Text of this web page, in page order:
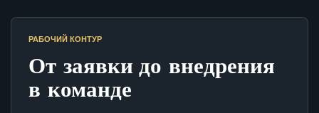
РАБОЧИЙ КОНТУР
От заявки до внедрения
в команде